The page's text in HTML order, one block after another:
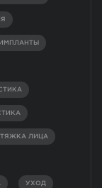
ИМПЛАНТЫ
ЛИЦА
УХОД